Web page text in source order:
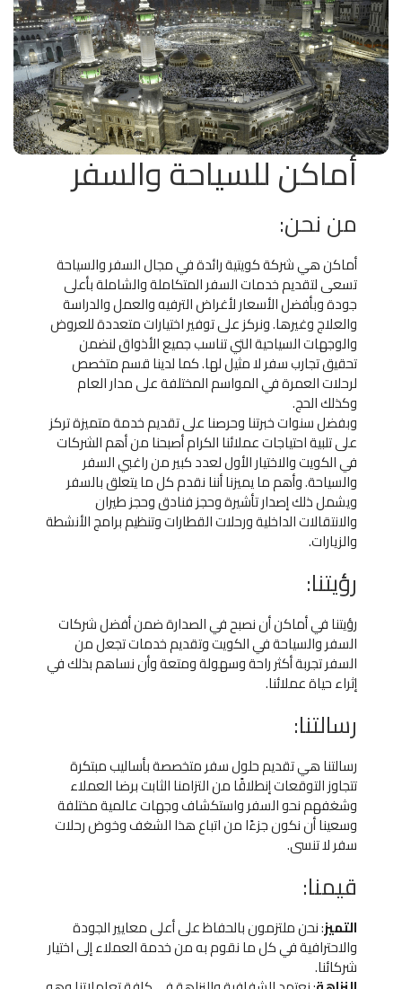
لزوار بيت الله الحرام ، نعتني بجعل رحلتكم في ضيافة الرحمن و
خدمتها شرف لنا ، لدينا العديد من العروض الخاصة برحلات
العُمرة و التي تناسب كافة الاذواق ، فنادق خمس و أربع نجوم و
حول الحرم و كذلك خدمات فندقية فاخرة .
أماكن للسياحة والسفر
من نحن:
أماكن هي شركة كويتية رائدة في مجال السفر والسياحة
تسعى لتقديم خدمات السفر المتكاملة والشاملة بأعلى
جودة وبأفضل الأسعار لأغراض الترفيه والعمل والدراسة
والعلاج وغيرها. ونركز على توفير اختيارات متعددة للعروض
والوجهات السياحية التي تناسب جميع الأذواق لنضمن
تحقيق تجارب سفر لا مثيل لها. كما لدينا قسم متخصص
لرحلات العمرة في المواسم المختلفة على مدار العام
وكذلك الحج.
وبفضل سنوات خبرتنا وحرصنا على تقديم خدمة متميزة تركز
على تلبية احتياجات عملائنا الكرام أصبحنا من أهم الشركات
في الكويت والاختيار الأول لعدد كبير من راغبي السفر
والسياحة. وأهم ما يميزنا أننا نقدم كل ما يتعلق بالسفر
ويشمل ذلك إصدار تأشيرة وحجز فنادق وحجز طيران
والانتقالات الداخلية ورحلات القطارات وتنظيم برامج الأنشطة
والزيارات.
رؤيتنا:
رؤيتنا في أماكن أن نصبح في الصدارة ضمن أفضل شركات
السفر والسياحة في الكويت وتقديم خدمات تجعل من
السفر تجربة أكثر راحة وسهولة ومتعة وأن نساهم بذلك في
إثراء حياة عملائنا.
رسالتنا:
رسالتنا هي تقديم حلول سفر متخصصة بأساليب مبتكرة
تتجاوز التوقعات إنطلاقًا من التزامنا الثابت برضا العملاء
وشغفهم نحو السفر واستكشاف وجهات عالمية مختلفة
وسعينا أن نكون جزءًا من اتباع هذا الشغف وخوض رحلات
سفر لا تنسى.
قيمنا:
التميز: نحن ملتزمون بالحفاظ على أعلى معايير الجودة
والاحترافية في كل ما نقوم به من خدمة العملاء إلى اختيار
شركائنا.